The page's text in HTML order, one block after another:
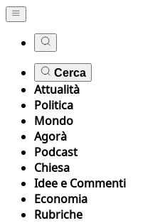
Cerca
Attualità
Politica
Mondo
Agorà
Podcast
Chiesa
Idee e Commenti
Economia
Rubriche